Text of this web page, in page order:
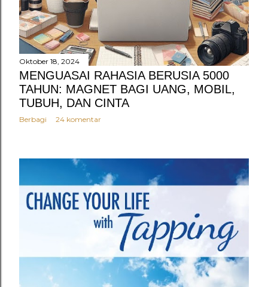
Oktober 18, 2024
MENGUASAI RAHASIA BERUSIA 5000
TAHUN: MAGNET BAGI UANG, MOBIL,
TUBUH, DAN CINTA
Berbagi 24 komentar